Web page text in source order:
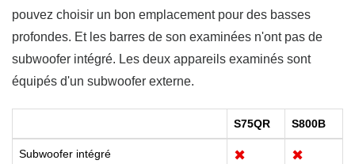
pouvez choisir un bon emplacement pour des basses
profondes. Et les barres de son examinées n'ont pas de
subwoofer intégré. Les deux appareils examinés sont
équipés d'un subwoofer externe.
S75QR S800B
Subwoofer intégré ✖ ✖